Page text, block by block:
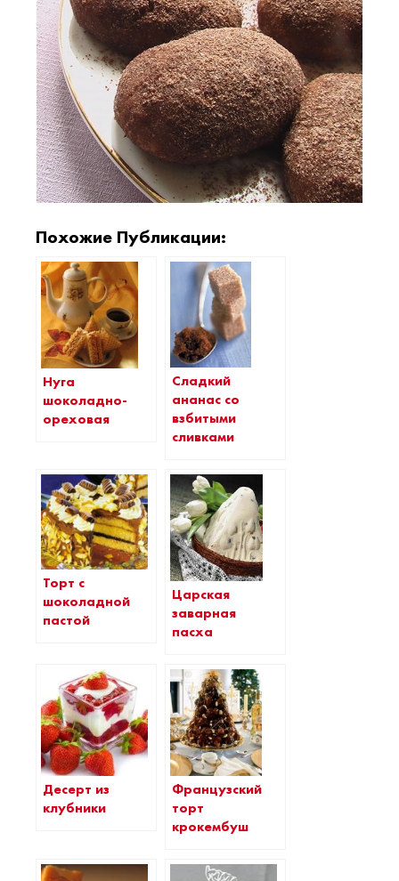
Похожие Публикации:
Нуга
шоколадно-
ореховая
Сладкий
ананас со
взбитыми
сливками
Торт с
шоколадной
пастой
Царская
заварная
пасха
Десерт из
клубники
Французский
торт
крокембуш